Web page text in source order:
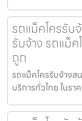
รถแม็คโครรับ
รับจ้าง รถแม็ค
ถูก
รถแม็คโครรับจ้างส
บริการทั่วไทย ในร